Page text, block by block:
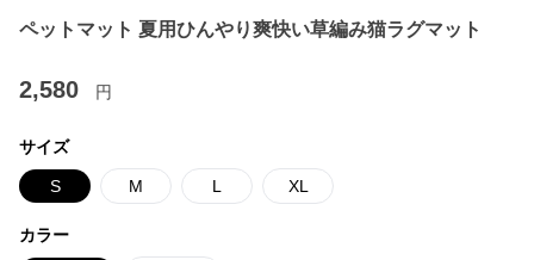
ペットマット 夏用ひんやり爽快い草編み猫ラグマット
2,580 円
サイズ
S M L XL
カラー